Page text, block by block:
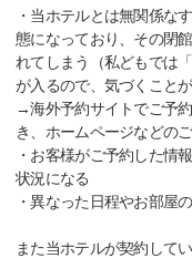
・当ホテルとは無関係な
態になっており、その閉
れてしまう（私どもでは
が入るので、気づくこと
→海外予約サイトでご予
き、ホームページなどの
・お客様がご予約した情
状況になる
・異なった日程やお部屋
また当ホテルが契約して